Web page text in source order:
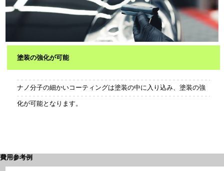
塗装の強化が可能
ナノ分子の細かいコーティングは塗装の中に入り込み、塗装の強
化が可能となります。
費用参考例